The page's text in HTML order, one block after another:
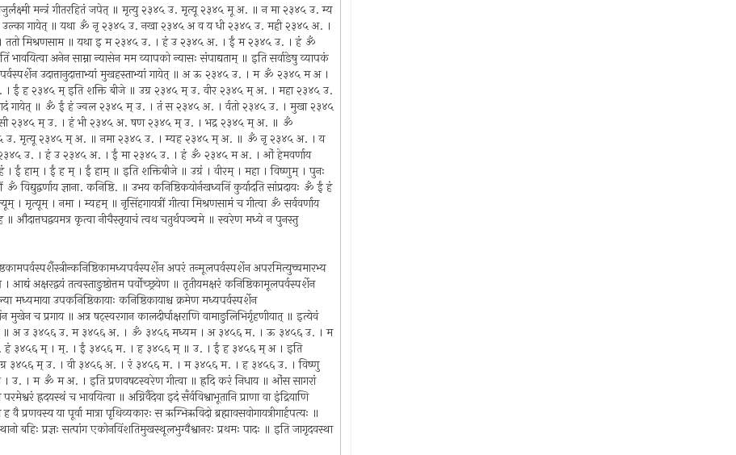
यजुर्लक्ष्मी मन्त्रं गीतरहितं जपेत् ॥ मृत्यु २३४५ उ. मृत्यू २३४५ मू अ. ॥ न मा २३४५ उ. म्य
गायेत् ॥ यथा ॐ नृ २३४५ उ. नखा २३४५ अ व य धी २३४५ उ. मही २३४५ अ. ।
ततो मिश्रणसाम ॥ यथा इ म २३४५ उ. । हं उ २३४५ अ. । ईं म २३४५ उ. । हं ॐ
अनेन साम्ना न्यासेन मम व्यापको न्यासः संपाद्यताम् ॥ इति सर्वाङेषु व्यापकं
उदात्तानुदात्ताभ्यां मुखहस्ताभ्यां गायेत् ॥ अ ऊ २३४५ उ. । म ॐ २३४५ म अ ।
२३४५ म् इति शक्ति बीजे ॥ उग्र २३४५ म् उ. वीर २३४५ म् अ. । महा २३४५ उ.
गायेत् ॥ ॐ ईं हं ज्वल २३४५ म् उ. । तं स २३४५ अ. । र्वतो २३४५ उ. । मुखा २३४५
२३४५ म् उ. । हं भी २३४५ अ. षण २३४५ म् उ. । भद्र २३४५ म् अ. ॥ ॐ
उ. मृत्यू २३४५ म् अ. ॥ नमा २३४५ उ. । म्यह २३४५ म् अ. ॥ ॐ नृ २३४५ अ. । य
उ. । हं उ २३४५ अ. । ईं मा २३४५ उ. । हं ॐ २३४५ म अ. । ओं हेमवर्णाय
। ईं ह म् । ईं हाम् ॥ इति शक्तिबीजे ॥ उग्रं । वीरम् । महा । विष्णुम् । पुनः
ज्ञाना. कनिष्ठि. ॥ उभय कनिष्ठिकयोर्नखध्वनिं कुर्यादति सांप्रदायः ॐ ईं हं
मृत्यूम् । नमा । म्यहम् ॥ नृसिंहगायत्रीं गीत्वा मिश्रणसामं च गीत्वा ॐ सर्ववर्णाय
॥ औदात्तघद्वयमत्र कृत्वा नीचैस्तृयाचं त्वथ चतुर्थपञ्चमे ॥ स्वरेण मध्ये न पुनस्तु
अपरं तन्मूलपर्वस्पर्शेन अपरमित्युच्चमारभ्य
आद्यं अक्षरद्वयं तत्वस्ताङुष्ठोत्तम पर्वोच्छ्रयेण ॥ तृतीयमक्षरं कनिष्ठिकामूलपर्वस्पर्शेन
उपकनिष्ठिकायाः कनिष्ठिकायाश्च क्रमेण मध्यपर्वस्पर्शेन
मुखेन च प्रगाय ॥ अत्र षट्‌स्वरगान कालदीर्घाक्षराणि वामाङुलिभिर्गृहणीयात् ॥ इत्येवं
म् ॥ अ उ ३४५६ उ. म ३४५६ अ. । ॐ ३४५६ मध्यम । अ ३४५६ म. । ऊ ३४५६ उ. । म
३४५६ म् । म्. । ईं ३४५६ म. । ह ३४५६ म् ॥ उ. । ईं ह ३४५६ म् अ । इति
॥ उग्र ३४५६ म् उ. । वी ३४५६ अ. । रं ३४५६ म. । म ३४५६ म. । ह ३४५६ उ. । विष्णु
। म ॐ म अ. । इति प्रणवषट‍स्वरेण गीत्वा ॥ ह्रदि करं निधाय ॥ ओंस सागरां
ह्रदयस्थं च भावयित्वा ॥ अग्निर्वैदेवा इदं सँर्वविश्वाभूतानि प्राणा वा इंद्रियाणि
या पूर्वा मात्रा पृथिव्यकारः स ऋग्भिऋविदो ब्रह्मावसवोगायत्रीगार्हपत्यः ॥
बहिः प्रज्ञः सत्पांग एकोनविंशतिमुखस्थूलभुग्वैश्वानरः प्रथमः पादः ॥ इति जागृदवस्था